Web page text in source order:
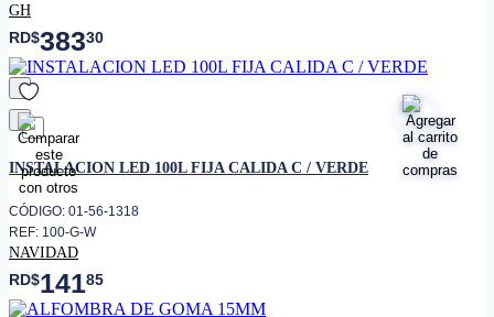
GH
RD$38330
favorito
INSTALACION LED 100L FIJA CALIDA C / VERDE
CÓDIGO: 01-56-1318
REF: 100-G-W
NAVIDAD
RD$14185